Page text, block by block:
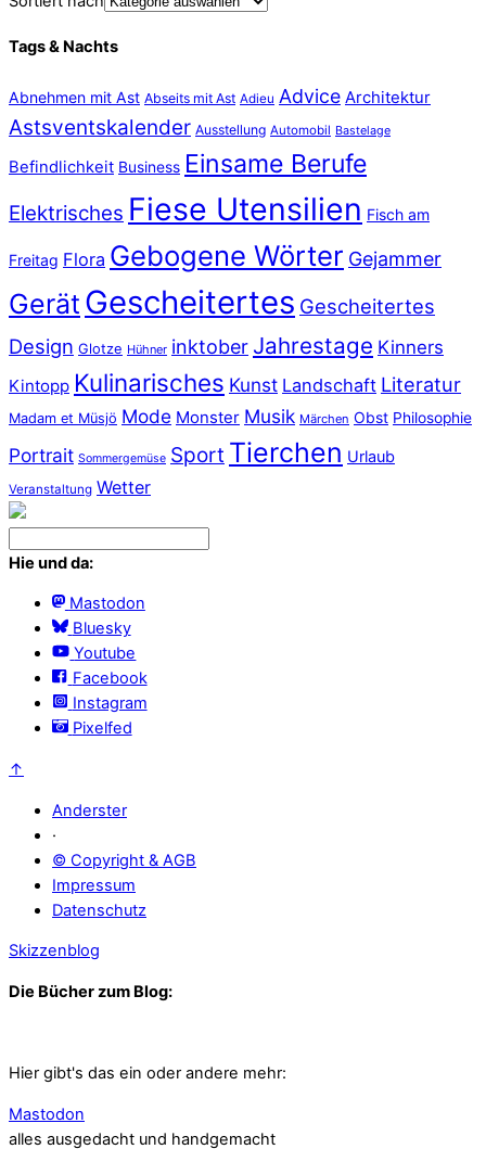
Tags & Nachts
Abnehmen mit Ast Abseits mit Ast Adieu Advice Architektur
Astsventskalender Ausstellung Automobil Bastelage
Befindlichkeit Business Einsame Berufe
Elektrisches Fiese Utensilien Fisch am
Freitag Flora Gebogene Wörter Gejammer
Gerät Gescheitertes Gescheitertes
Design Glotze Hühner inktober Jahrestage Kinners
Kintopp Kulinarisches Kunst Landschaft Literatur
Madam et Müsjö Mode Monster Musik Märchen Obst Philosophie
Portrait Sommergemüse Sport Tierchen Urlaub
Veranstaltung Wetter
Hie und da:
Mastodon
Bluesky
Youtube
Facebook
Instagram
Pixelfed
↑
Anderster
·
© Copyright & AGB
Impressum
Datenschutz
Skizzenblog
Die Bücher zum Blog:
Hier gibt's das ein oder andere mehr:
Mastodon
alles ausgedacht und handgemacht